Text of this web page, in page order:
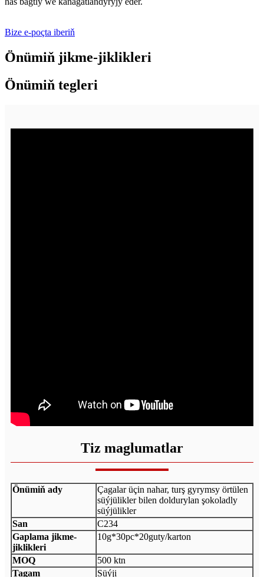
Bize e-poçta iberiň
Önümiň jikme-jiklikleri
Önümiň tegleri
Tiz maglumatlar
Önümiň ady
Çagalar üçin nahar, turş gyrymsy örtülen
süýjülikler bilen doldurylan şokoladly
süýjülikler
San
C234
Gaplama jikme-
jiklikleri
10g*30pc*20guty/karton
MOQ
500 ktn
Tagam
Süýji